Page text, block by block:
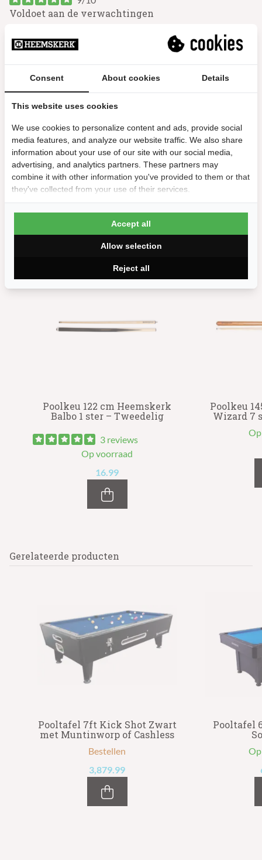
Voldoet aan de verwachtingen
Kees | 26 mei 2024
Keu heeft geen gewicht. Niet geschikt als
biljartkeu.
Jo | 19 mei 2024
Andere suggesties…
Poolkeu 122 cm Heemskerk
Balbo 1 ster – Tweedelig
3 reviews
Op voorraad
16.99
Poolkeu
Wizard 7
Gerelateerde producten
Pooltafel 7ft Kick Shot Zwart
met Muntinworp of Cashless
Bestellen
3,879.99
Pooltafel
Consent About cookies Details
This website uses cookies
We use cookies to personalize content and ads, provide social
media features, and analyze our website traffic. We also share
information about your use of our site with our social media,
advertising, and analytics partners. These partners may
combine it with other information you've provided to them or that
they've collected from your use of their services.
Reject all
Allow selection
Accept all